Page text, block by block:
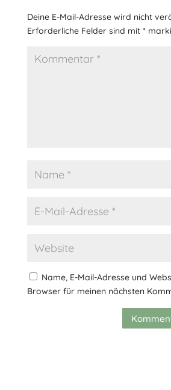
Deine E-Mail-Adresse wird nicht
Erforderliche Felder sind mit *
Name, E-Mail-Adresse und
Browser für meinen nächsten